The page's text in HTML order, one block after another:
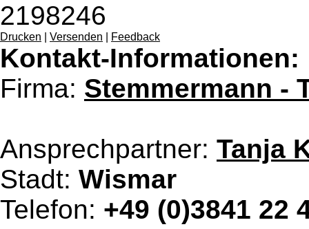
2198246
Drucken Versenden Feedback
Kontakt-Informationen:
Firma: Stemmermann -
Ansprechpartner: Tanja
Stadt: Wismar
Telefon: +49 (0)3841 22